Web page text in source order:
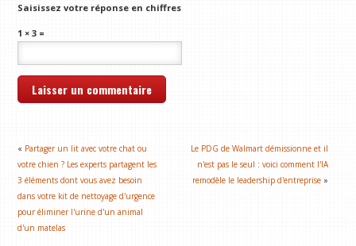
Saisissez votre réponse en chiffres
1 × 3 =
« Partager un lit avec votre chat ou
votre chien ? Les experts partagent les
3 éléments dont vous avez besoin
dans votre kit de nettoyage d'urgence
pour éliminer l'urine d'un animal
d'un matelas
Le PDG de Walmart démissionne et il
n'est pas le seul : voici comment l'IA
remodèle le leadership d'entreprise »